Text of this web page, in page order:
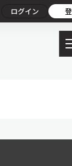
ログイン